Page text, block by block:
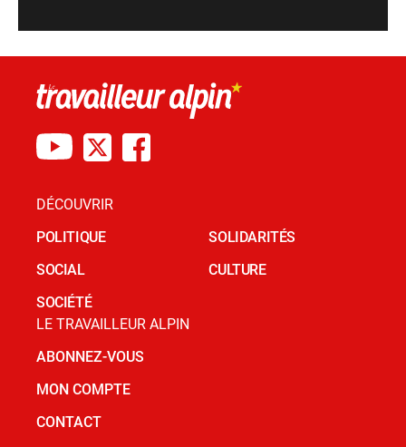
DÉCOUVRIR
POLITIQUE
SOCIAL
SOCIÉTÉ
SOLIDARITÉS
CULTURE
LE TRAVAILLEUR ALPIN
ABONNEZ-VOUS
MON COMPTE
CONTACT